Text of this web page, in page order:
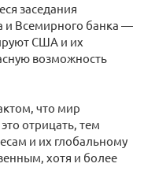
заседания
и Всемирного банка —
США и их
возможность
что мир
отрицать, тем
и их глобальному
хотя и более